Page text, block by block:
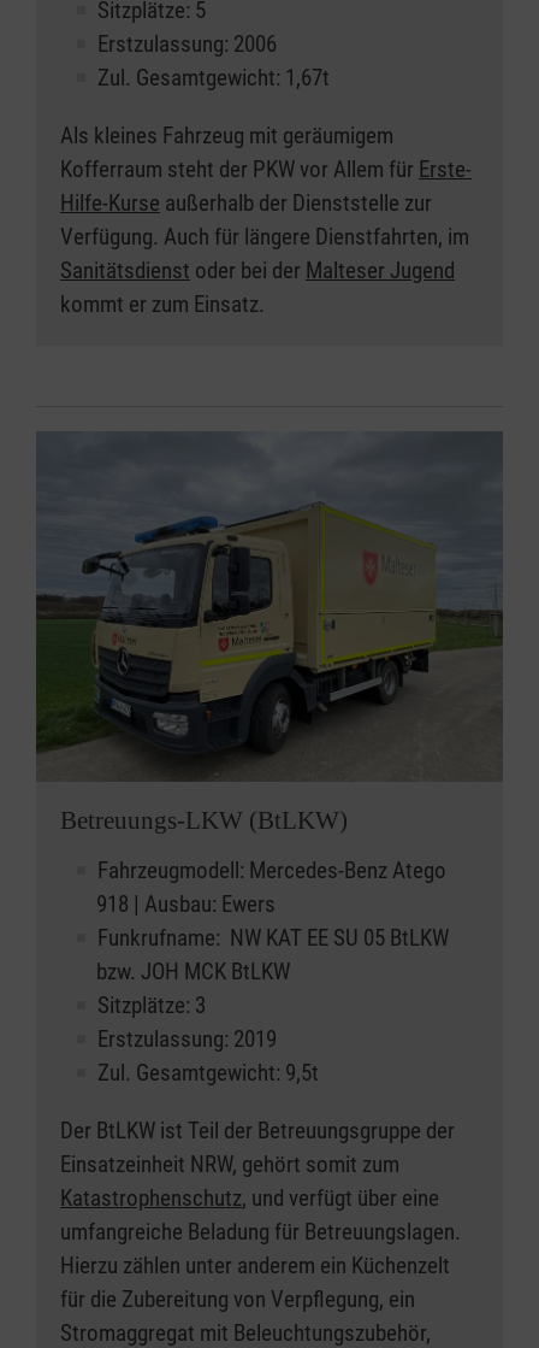
Sitzplätze: 5
Erstzulassung: 2006
Zul. Gesamtgewicht: 1,67t
Als kleines Fahrzeug mit geräumigem
Kofferraum steht der PKW vor Allem für Erste-
Hilfe-Kurse außerhalb der Dienststelle zur
Verfügung. Auch für längere Dienstfahrten, im
Sanitätsdienst oder bei der Malteser Jugend
kommt er zum Einsatz.
Betreuungs-LKW (BtLKW)
Fahrzeugmodell: Mercedes-Benz Atego
918 | Ausbau: Ewers
Funkrufname: NW KAT EE SU 05 BtLKW
bzw. JOH MCK BtLKW
Sitzplätze: 3
Erstzulassung: 2019
Zul. Gesamtgewicht: 9,5t
Der BtLKW ist Teil der Betreuungsgruppe der
Einsatzeinheit NRW, gehört somit zum
Katastrophenschutz, und verfügt über eine
umfangreiche Beladung für Betreuungslagen.
Hierzu zählen unter anderem ein Küchenzelt
für die Zubereitung von Verpflegung, ein
Stromaggregat mit Beleuchtungszubehör,